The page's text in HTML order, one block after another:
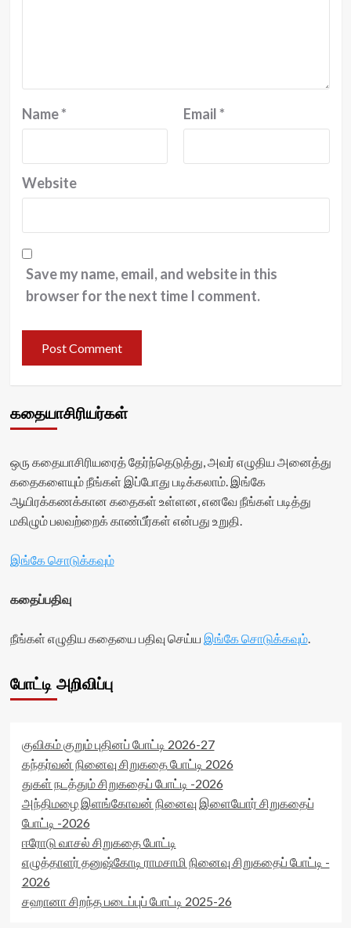
Name* Email*
Website
Save my name, email, and website in this
browser for the next time I comment.
கதையாசிரியர்கள்
ஒரு கதையாசிரியரைத் தேர்ந்தெடுத்து, அவர் எழுதிய அனைத்து
கதைகளையும் நீங்கள் இப்போது படிக்கலாம். இங்கே
ஆயிரக்கணக்கான கதைகள் உள்ளன, எனவே நீங்கள் படித்து
மகிழும் பலவற்றைக் காண்பீர்கள் என்பது உறுதி.
இங்கே சொடுக்கவும்
கதைப்பதிவு
நீங்கள் எழுதிய கதையை பதிவு செய்ய இங்கே சொடுக்கவும்.
போட்டி அறிவிப்பு
குவிகம் குறும் புதினப் போட்டி 2026-27
கந்தர்வன் நினைவு சிறுகதை போட்டி 2026
துகள் நடத்தும் சிறுகதைப் போட்டி -2026
அந்திமழை இளங்கோவன் நினைவு இளையோர் சிறுகதைப்
போட்டி -2026
ஈரோடு வாசல் சிறுகதை போட்டி
எழுத்தாளர் தனுஷ்கோடி ராமசாமி நினைவு சிறுகதைப் போட்டி -
2026
சஹானா சிறந்த படைப்புப் போட்டி 2025-26